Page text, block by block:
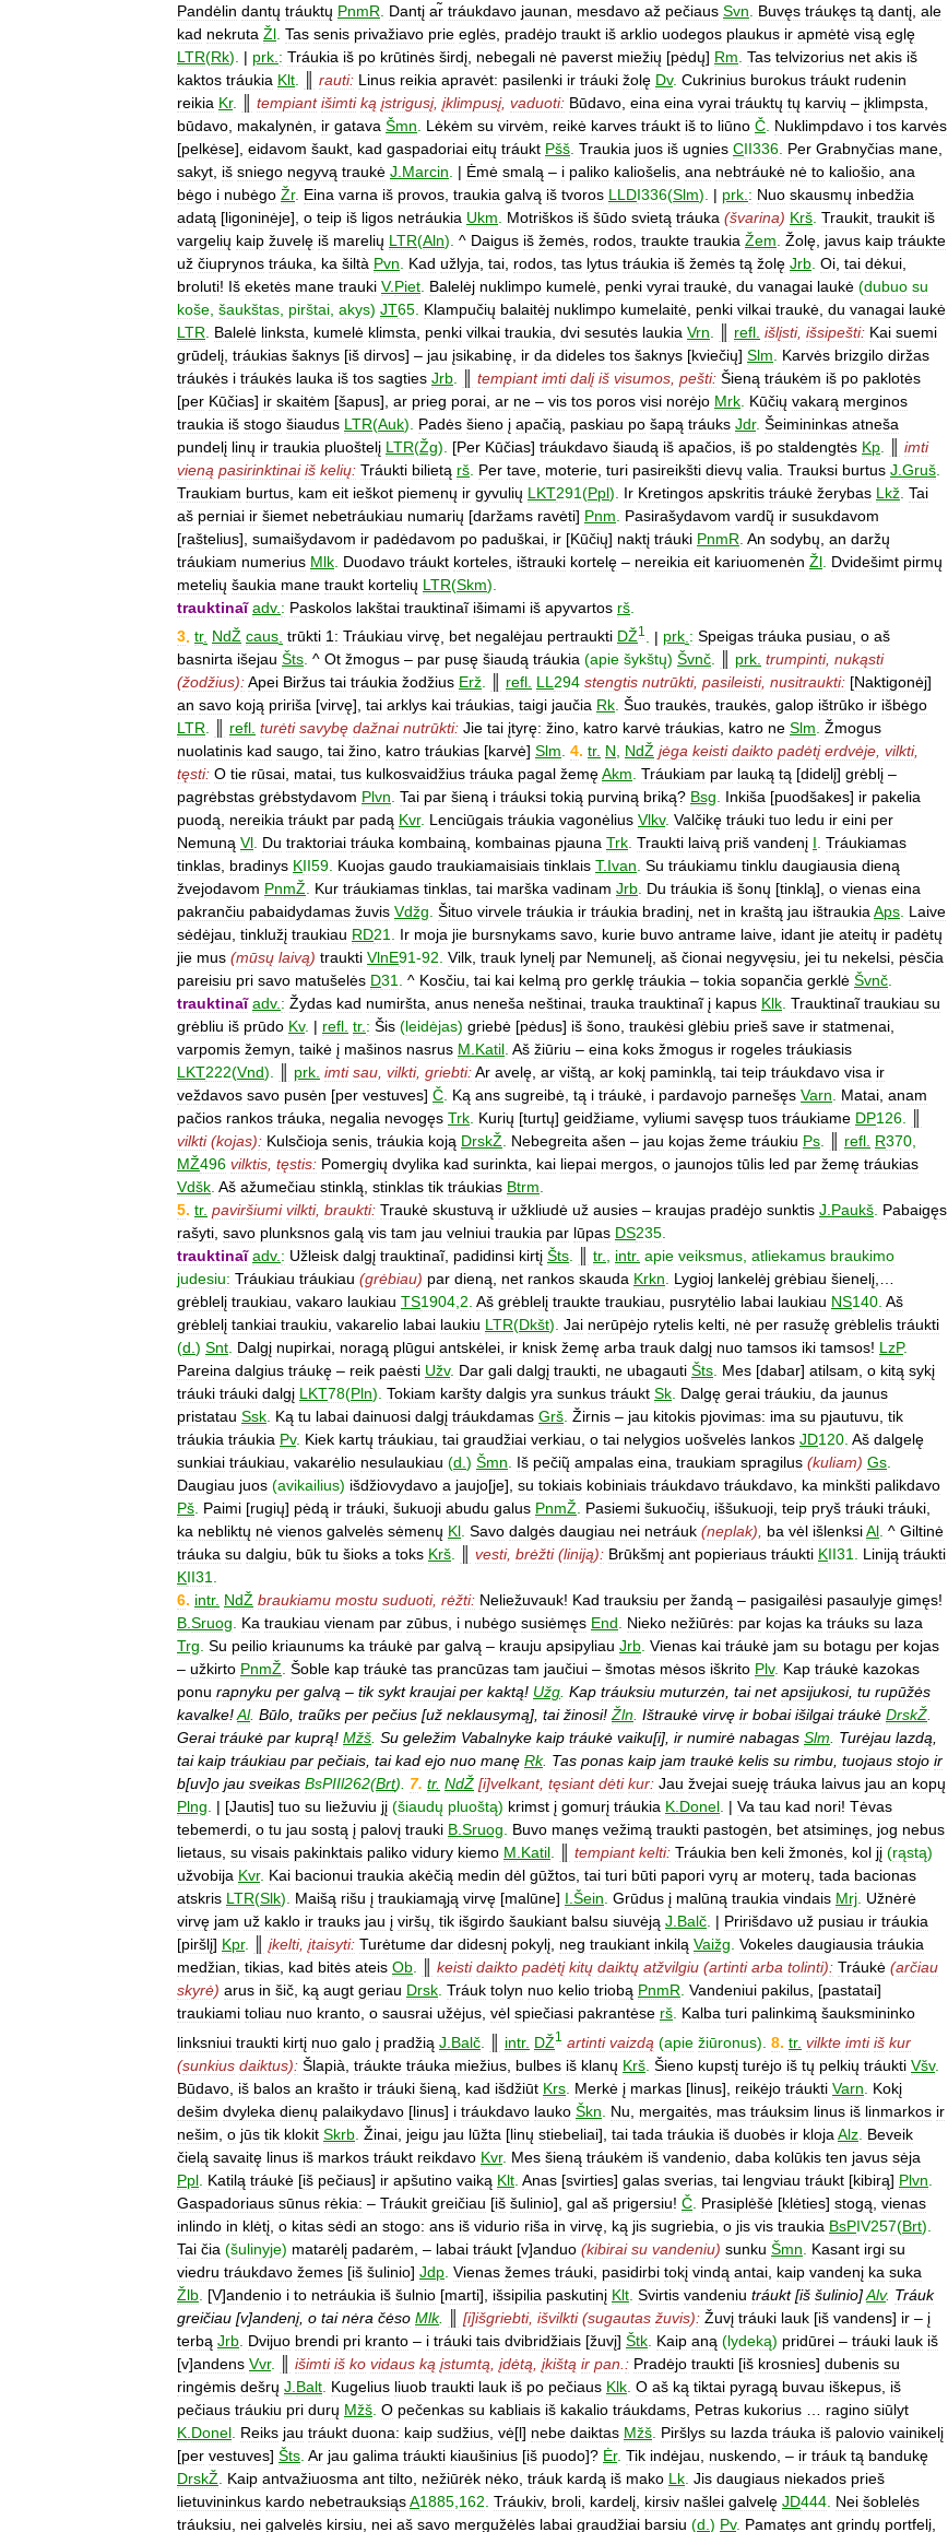
Pandėlin dantų tráuktų PnmR Dantį ar̃ tráukdavo jaunan mesdavo až pečiaus Svn Buvęs tráukęs tą dantį ale
kad nekruta Žl Tas senis privažiavo prie eglės pradėjo traukt iš arklio uodegos plaukus ir apmėtė visą eglę
LTR(Rk). | prk : Tráukia iš po krūtinės širdį nebegali nė paverst miežių [pėdų] Rm Tas telvizorius net akis iš
kaktos tráukia Klt rauti: Linus reikia apravėt: pasilenki ir tráuki žolę Dv. Cukrinius burokus tráukt rudenin
reikia Kr. tempiant išimti ką įstrigusį, įklimpusį, vaduoti: Būdavo eina eina vyrai tráuktų tų karvių – įklimpsta
būdavo makalynėn ir gatava Šmn Lėkėm su virvėm reikė karves tráukt iš to liūno Č Nuklimpdavo i tos karvės
[pelkėse], eidavom šaukt kad gaspadoriai eitų tráukt Pšš Traukia juos iš ugnies CII336 Per Grabnyčias mane
sakyt iš sniego negyvą traukė J Marcin | Ėmė smalą – i paliko kaliošelis ana nebtráukė nė to kaliošio ana
bėgo i nubėgo Žr. Eina varna iš provos traukia galvą iš tvoros LLDI336(Slm). | prk : Nuo skausmų inbedžia
adatą [ligoninėje], o teip iš ligos netráukia Ukm Motriškos iš šūdo svietą tráuka (švarina) Krš Traukit traukit iš
vargelių kaip žuvelę iš marelių LTR(Aln). ^ Daigus iš žemės rodos traukte traukia Žem Žolę javus kaip tráukte
už čiuprynos tráuka ka šiltà Pvn Kad užlyja tai rodos tas lytus tráukia iš žemės tą žolę Jrb Oi tai dėkui
broluti! Iš eketės mane trauki V.Piet Balelėj nuklimpo kumelė penki vyrai traukė du vanagai laukė (dubuo su
koše šaukštas pirštai akys) JT65 Klampučių balaitėj nuklimpo kumelaitė penki vilkai traukė du vanagai laukė
LTR
Balelė linksta kumelė klimsta penki vilkai traukia dvi sesutės laukia Vrn refl išlįsti, išsipešti: Kai suemi
grūdelį tráukias šaknys [iš dirvos] – jau įsikabinę ir da dideles tos šaknys [kviečių] Slm Karvės brizgilo diržas
tráukės i tráukės lauka iš tos sagties Jrb tempiant imti dalį iš visumos pešti: Šieną tráukėm iš po paklotės
[per Kūčias] ir skaitėm [šapus], ar prieg porai ar ne – vis tos poros visi norėjo Mrk Kūčių vakarą merginos
traukia iš stogo šiaudus LTR(Auk). Padės šieno į apačią paskiau po šapą tráuks Jdr. Šeimininkas atneša
pundelį linų ir traukia pluoštelį LTR(Žg). [Per Kūčias] tráukdavo šiaudą iš apačios iš po staldengtės Kp
imti
vieną pasirinktinai iš kelių: Tráukti bilietą rš Per tave moterie turi pasireikšti dievų valia Trauksi burtus J Gruš
Traukiam burtus kam eit ieškot piemenų ir gyvulių LKT291(Ppl). Ir Kretingos apskritis tráukė žerybas Lkž Tai
aš perniai ir šiemet nebetráukiau numarių [daržams ravėti] Pnm Pasirašydavom vardų̃ ir susukdavom
[raštelius], sumaišydavom ir padėdavom po paduškai ir [Kūčių] naktį tráuki PnmR An sodybų an daržų
tráukiam numerius Mlk Duodavo tráukt korteles ištrauki kortelę – nereikia eit kariuomenėn Žl Dvidešimt pirmų
metelių šaukia mane traukt kortelių LTR(Skm).
trauktinaĩ adv. : Paskolos lakštai trauktinaĩ išimami iš apyvartos rš
3. tr. NdŽ caus trūkti 1: Tráukiau virvę bet negalėjau pertraukti DŽ1 | prk : Speigas tráuka pusiau o aš
basnirta išejau Šts. ^ Ot žmogus – par pusę šiaudą tráukia (apie šykštų) Švnč. prk. trumpinti, nukąsti
(žodžius):Apei Biržus tai tráukia žodžius Erž. refl. LL294 stengtis nutrūkti, pasileisti, nusitraukti: [Naktigonėj]
an savo koją pririša [virvę], tai arklys kai tráukias, taigi jaučia Rk. Šuo traukės, traukės, galop ištrūko ir išbėgo
LTR. refl. turėti savybę dažnai nutrūkti: Jie tai įtyrę: žino, katro karvė tráukias, katro ne Slm. Žmogus
nuolatinis kad saugo, tai žino, katro tráukias [karvė] Slm. 4. tr. N, NdŽ jėga keisti daikto padėtį erdvėje, vilkti,
tęsti: O tie rūsai, matai, tus kulkosvaidžius tráuka pagal žemęAkm. Tráukiam par lauką tą [didelį] grėblį –
pagrėbstas grėbstydavom Plvn. Tai par šieną i tráuksi tokią purviną briką? Bsg. Inkiša [puodšakes] ir pakelia
puodą, nereikia tráukt par padą Kvr. Lenciūgais tráukia vagonėlius Vlkv. Valčikę tráuki tuo ledu ir eini per
Nemuną Vl. Du traktoriai tráuka kombainą, kombainas pjauna Trk. Traukti laivą priš vandenį I. Tráukiamas
tinklas, bradinys KII59. Kuojas gaudo traukiamaisiais tinklais T.Ivan. Su tráukiamu tinklu daugiausia dieną
žvejodavom PnmŽ. Kur tráukiamas tinklas, tai marška vadinam Jrb. Du tráukia iš šonų [tinklą], o vienas eina
pakrančiu pabaidydamas žuvis Vdžg. Šituo virvele tráukia ir tráukia bradinį, net in kraštą jau ištraukiaAps. Laive
sėdėjau, tinklužį traukiau RD21. Ir moja jie bursnykams savo, kurie buvo antrame laive, idant jie ateitų ir padėtų
jie mus (mūsų laivą) traukti VlnE91-92. Vilk, trauk lynelį par Nemunelį, aš čionai negyvęsiu, jei tu nekelsi, pėsčia
pareisiu pri savo matušelės D31. ^ Kosčiu, tai kai kelmą pro gerklę tráukia – tokia sopančia gerklė Švnč.
trauktinaĩ adv.: Žydas kad numiršta, anus neneša neštinai, trauka trauktinaĩ į kapus Klk. Trauktinaĩ traukiau su
grėbliu iš prūdo Kv. | refl. tr.: Šis (leidėjas) griebė [pėdus] iš šono, traukėsi glėbiu prieš save ir statmenai,
varpomis žemyn, taikė į mašinos nasrus M.Katil. Aš žiūriu – eina koks žmogus ir rogeles tráukiasis
LKT222(Vnd). prk. imti sau, vilkti, griebti:Ar avelę, ar vištą, ar kokį paminklą, tai teip tráukdavo visa ir
veždavos savo pusėn [per vestuves] Č. Ką ans sugreibė, tą i tráukė, i pardavojo parnešęs Varn. Matai, anam
pačios rankos tráuka, negalia nevogęs Trk. Kurių [turtų] geidžiame, vyliumi savęsp tuos tráukiame DP126.
vilkti(kojas): Kulsčioja senis, tráukia koją DrskŽ. Nebegreita ašen – jau kojas žeme tráukiu Ps. refl. R370,
MŽ496 vilktis, tęstis: Pomergių dvylika kad surinkta, kai liepai mergos, o jaunojos tūlis led par žemę tráukias
Vdšk. Aš ažumečiau stinklą, stinklas tik tráukias Btrm.
5. tr. paviršiumi vilkti, braukti: Traukė skustuvą ir užkliudė už ausies – kraujas pradėjo sunktis J.Paukš. Pabaigęs
rašyti, savo plunksnos galą vis tam jau velniui traukia par lūpas DS235.
trauktinaĩ adv.: Užleisk dalgį trauktinaĩ, padidinsi kirtį Šts. tr., intr. apie veiksmus, atliekamus braukimo
judesiu: Tráukiau tráukiau (grėbiau) par dieną, net rankos skauda Krkn. Lygioj lankelėj grėbiau šienelį,…
grėblelį traukiau, vakaro laukiau TS1904,2. Aš grėblelį traukte traukiau, pusrytėlio labai laukiau NS140. Aš
grėblelį tankiai traukiu, vakarelio labai laukiu LTR(Dkšt). Jai nerūpėjo rytelis kelti, nė per rasužę grėblelis tráukti
(d.) Snt. Dalgį nupirkai, noragą plūgui antskėlei, ir knisk žemę arba trauk dalgį nuo tamsos iki tamsos! LzP.
Pareina dalgius tráukę – reik paėsti Užv. Dar gali dalgį traukti, ne ubagauti Šts. Mes [dabar] atilsam, o kitą sykį
tráuki tráuki dalgį LKT78(Pln). Tokiam karšty dalgis yra sunkus tráukt Sk. Dalgę gerai tráukiu, da jaunus
pristatau Ssk. Ką tu labai dainuosi dalgį tráukdamas Grš. Žirnis – jau kitokis pjovimas: ima su pjautuvu, tik
tráukia tráukia Pv. Kiek kartų tráukiau, tai graudžiai verkiau, o tai nelygios uošvelės lankos JD120. Aš dalgelę
sunkiai tráukiau, vakarėlio nesulaukiau (d.) Šmn. Iš pečių̃ ampalas eina, traukiam spragilus (kuliam) Gs.
Daugiau juos (avikailius) išdžiovydavo a jaujo[je], su tokiais kobiniais tráukdavo tráukdavo, ka minkšti palikdavo
Pš. Paimi [rugių] pėdą ir tráuki, šukuoji abudu galus PnmŽ. Pasiemi šukuočių, iššukuoji, teip pryš tráuki tráuki,
ka nebliktų nė vienos galvelės sėmenų Kl. Savo dalgės daugiau nei netráuk (neplak), ba vėl išlenksiAl. ^ Giltinė
tráuka su dalgiu, būk tu šioks a toks Krš. vesti, brėžti(liniją): Brūkšmį ant popieriaus tráukti KII31. Liniją tráukti
KII31.
6. intr. NdŽ braukiamu mostu suduoti, rėžti: Neliežuvauk! Kad trauksiu per žandą – pasigailėsi pasaulyje gimęs!
B.Sruog. Ka traukiau vienam par zūbus, i nubėgo susiėmęs End. Nieko nežiūrės: par kojas ka tráuks su laza
Trg. Su peilio kriaunums ka tráukė par galvą – krauju apsipyliau Jrb. Vienas kai tráukė jam su botagu per kojas
– užkirto PnmŽ. Šoble kap tráukė tas prancūzas tam jaučiui – šmotas mėsos iškrito Plv. Kap tráukė kazokas
ponu rapnyku per galvą – tik sykt kraujai per kaktą! Užg. Kap tráuksiu muturzėn, tai net apsijukosi, tu rupūžės
kavalke!Al. Būlo, traũks per pečius [už neklausymą], tai žinosi!Žln. Ištraukė virvę ir bobai išilgai tráukė DrskŽ.
Gerai tráukė par kuprą! Mžš. Su geležim Vabalnyke kaip tráukė vaiku[i], ir numirė nabagas Slm. Turėjau lazdą,
tai kaip tráukiau par pečiais, tai kad ejo nuo manę Rk. Tas ponas kaip jam traukė kelis su rimbu, tuojaus stojo ir
b[uv]o jau sveikas BsPIIl262(Brt). 7. tr. NdŽ [i]velkant, tęsiant dėti kur: Jau žvejai sueję tráuka laivus jau an kopų
Plng. | [Jautis] tuo su liežuviu jį (šiaudų pluoštą) krimst į gomurį tráukia K.Donel. | Va tau kad nori! Tėvas
tebemerdi, o tu jau sostą į palovį trauki B.Sruog. Buvo manęs vežimą traukti pastogėn, bet atsiminęs, jog nebus
lietaus, su visais pakinktais paliko vidury kiemo M.Katil. tempiant kelti: Tráukia ben keli žmonės, kol jį (rąstą)
užvobija Kvr. Kai bacionui traukia akėčią medin dėl gūžtos, tai turi būti papori vyrų ar moterų, tada bacionas
atskris LTR(Slk). Maišą rišu į traukiamąją virvę [malūne] I.Šein. Grūdus į malūną traukia vindais Mrj. Užnėrė
virvę jam už kaklo ir trauks jau į viršų, tik išgirdo šaukiant balsu siuvėją J.Balč. | Pririšdavo už pusiau ir tráukia
[piršlį] Kpr. įkelti, įtaisyti: Turėtume dar didesnį pokylį, neg traukiant inkilą Vaižg. Vokeles daugiausia tráukia
medžian, tikias, kad bitės ateis Ob. keisti daikto padėtį kitų daiktų atžvilgiu (artinti arba tolinti): Tráukė (arčiau
skyrė) arus in šič, ką augt geriau Drsk. Tráuk tolyn nuo kelio triobą PnmR. Vandeniui pakilus, [pastatai]
traukiami toliau nuo kranto, o sausrai užėjus, vėl spiečiasi pakrantėse rš. Kalba turi palinkimą šauksmininko
linksniui traukti kirtį nuo galo į pradžią J Balč intr. DŽ1 artinti vaizdą (apie žiūronus). 8. tr. vilkte imti iš kur
(sunkius daiktus): Šlapià tráukte tráuka miežius bulbes iš klanų Krš Šieno kupstį turėjo iš tų pelkių tráukti Všv.
Būdavo iš balos an krašto ir tráuki šieną kad išdžiūt Krs Merkė į markas [linus], reikėjo tráukti Varn
Kokį
dešim dvyleka dienų palaikydavo [linus] i tráukdavo lauko Škn Nu mergaitės mas tráuksim linus iš linmarkos ir
nešim o jūs tik klokit Skrb Žinai jeigu jau lūžta [linų stiebeliai], tai tada tráukia iš duobės ir kloja Alz Beveik
čielą savaitę linus iš markos tráukt reikdavo Kvr. Mes šieną tráukėm iš vandenio daba kolūkis ten javus sėja
Ppl Katilą tráukė [iš pečiaus] ir apšutino vaiką Klt Anas [svirties] galas sverias tai lengviau tráukt [kibirą] Plvn
Gaspadoriaus sūnus rėkia: – Tráukit greičiau [iš šulinio], gal aš prigersiu! Č Prasiplėšė [klėties] stogą vienas
inlindo in klėtį o kitas sėdi an stogo: ans iš vidurio riša in virvę ką jis sugriebia o jis vis traukia BsPIV257(Brt).
Tai čia (šulinyje) matarėlį padarėm , – labai tráukt [v]anduo (kibirai su vandeniu) sunku Šmn Kasant irgi su
viedru tráukdavo žemes [iš šulinio] Jdp Vienas žemes tráuki pasidirbi tokį vindą antai kaip vandenį ka suka
Žlb [V]andenio i to netráukia iš šulnio [marti], išsipilia paskutinį Klt Svirtis vandeniu tráukt[iš šulinio]Alv. Tráuk
greičiau [v]andenį, o tai nėra čėso Mlk. [i]išgriebti, išvilkti(sugautas žuvis): Žuvį tráuki lauk [iš vandens] ir – į
terbą Jrb Dvijuo brendi pri kranto – i tráuki tais dvibridžiais [žuvį] Štk Kaip aną (lydeką) pridūrei – tráuki lauk iš
[v]andens Vvr. išimti iš ko vidaus ką įstumtą įdėtą įkištą ir pan : Pradėjo traukti [iš krosnies] dubenis su
ringėmis dešrų J Balt Kugelius liuob traukti lauk iš po pečiaus Klk O aš ką tiktai pyragą buvau iškepus iš
pečiaus tráukiu pri durų Mžš O pečenkas su kabliais iš kakalio tráukdams Petras kukorius ragino siūlyt
K Donel Reiks jau tráukt duona: kaip sudžius vė[l] nebe daiktas Mžš Piršlys su lazda tráuka iš palovio vainikelį
[per vestuves] Šts Ar jau galima tráukti kiaušinius [iš puodo]? Ėr. Tik indėjau nuskendo , – ir tráuk tą bandukę
DrskŽ
Kaip antvažiuosma ant tilto nežiūrėk nėko tráuk kardą iš mako Lk Jis daugiaus niekados prieš
lietuvininkus kardo nebetrauksiąsA1885 162 Tráukiv, broli kardelį kirsiv našlei galvelę JD444 Nei šoblelės
tráuksiu
nei galvelės kirsiu nei aš savo mergužėlės labai graudžiai barsiu (d ) Pv. Pamatęs ant grindų portfelį